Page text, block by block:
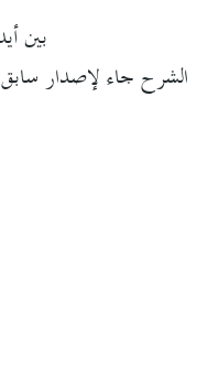
بين
الشرح جاء لإصدار